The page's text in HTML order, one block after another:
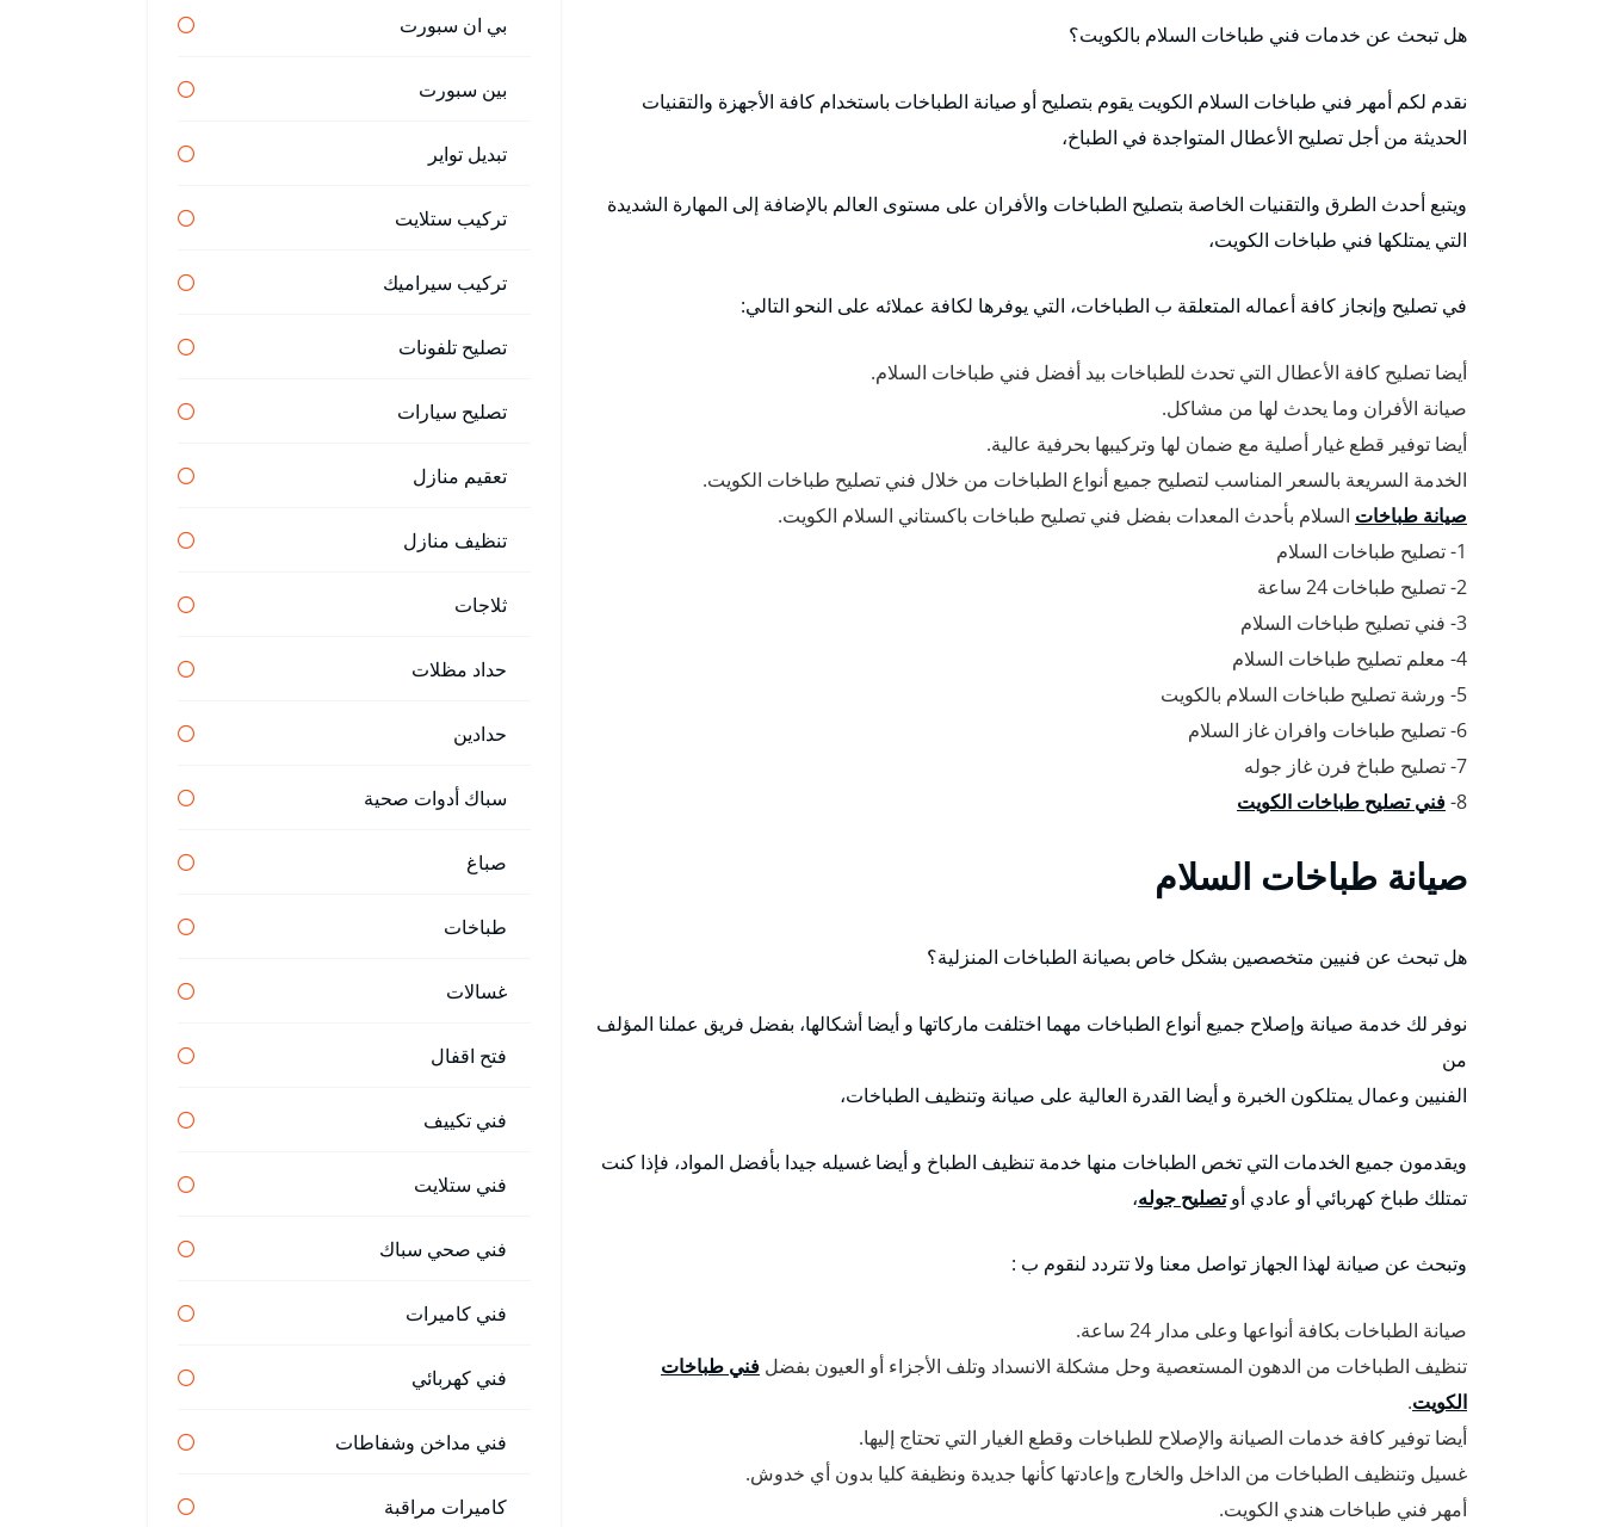
هل تبحث عن خدمات فني طباخات السلام بالكويت؟
نقدم لكم أمهر فني طباخات السلام الكويت يقوم بتصليح أو صيانة الطباخات باستخدام كافة الأجهزة والتقنيات
الحديثة من أجل تصليح الأعطال المتواجدة في الطباخ،
ويتبع أحدث الطرق والتقنيات الخاصة بتصليح الطباخات والأفران على مستوى العالم بالإضافة إلى المهارة الشديدة
التي يمتلكها فني طباخات الكويت،
في تصليح وإنجاز كافة أعماله المتعلقة ب الطباخات، التي يوفرها لكافة عملائه على النحو التالي:
أيضا تصليح كافة الأعطال التي تحدث للطباخات بيد أفضل فني طباخات السلام.
صيانة الأفران وما يحدث لها من مشاكل.
أيضا توفير قطع غيار أصلية مع ضمان لها وتركيبها بحرفية عالية.
الخدمة السريعة بالسعر المناسب لتصليح جميع أنواع الطباخات من خلال فني تصليح طباخات الكويت.
صيانة طباخات السلام بأحدث المعدات بفضل فني تصليح طباخات باكستاني السلام الكويت.
1- تصليح طباخات السلام
2- تصليح طباخات 24 ساعة
3- فني تصليح طباخات السلام
4- معلم تصليح طباخات السلام
5- ورشة تصليح طباخات السلام بالكويت
6- تصليح طباخات وافران غاز السلام
7- تصليح طباخ فرن غاز جوله
8- فني تصليح طباخات الكويت
صيانة طباخات السلام
هل تبحث عن فنيين متخصصين بشكل خاص بصيانة الطباخات المنزلية؟
نوفر لك خدمة صيانة وإصلاح جميع أنواع الطباخات مهما اختلفت ماركاتها و أيضا أشكالها، بفضل فريق عملنا المؤلف
من
الفنيين وعمال يمتلكون الخبرة و أيضا القدرة العالية على صيانة وتنظيف الطباخات،
ويقدمون جميع الخدمات التي تخص الطباخات منها خدمة تنظيف الطباخ و أيضا غسيله جيدا بأفضل المواد، فإذا كنت
تمتلك طباخ كهربائي أو عادي أوتصليح جوله،
وتبحث عن صيانة لهذا الجهاز تواصل معنا ولا تتردد لنقوم ب :
صيانة الطباخات بكافة أنواعها وعلى مدار 24 ساعة.
تنظيف الطباخات من الدهون المستعصية وحل مشكلة الانسداد وتلف الأجزاء أو العيون بفضل فني طباخات
الكويت.
أيضا توفير كافة خدمات الصيانة والإصلاح للطباخات وقطع الغيار التي تحتاج إليها.
غسيل وتنظيف الطباخات من الداخل والخارج وإعادتها كأنها جديدة ونظيفة كليا بدون أي خدوش.
أمهر فني طباخات هندي الكويت.
بي ان سبورت
بين سبورت
تبديل تواير
تركيب ستلايت
تركيب سيراميك
تصليح تلفونات
تصليح سيارات
تعقيم منازل
تنظيف منازل
ثلاجات
حداد مظلات
حدادين
سباك أدوات صحية
صباغ
طباخات
غسالات
فتح اقفال
فني تكييف
فني ستلايت
فني صحي سباك
فني كاميرات
فني كهربائي
فني مداخن وشفاطات
كاميرات مراقبة